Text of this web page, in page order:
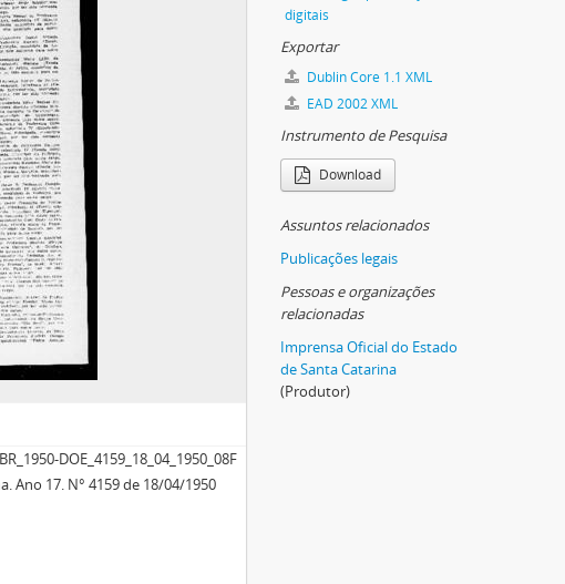
DOE_4159_18_04_1950_08F
Ano 17. N° 4159 de 18/04/1950
digitais
Exportar
Dublin Core 1.1 XML
EAD 2002 XML
Instrumento de Pesquisa
Download
Assuntos relacionados
Publicações legais
Pessoas e organizações
relacionadas
Imprensa Oficial do Estado
de Santa Catarina
(Produtor)